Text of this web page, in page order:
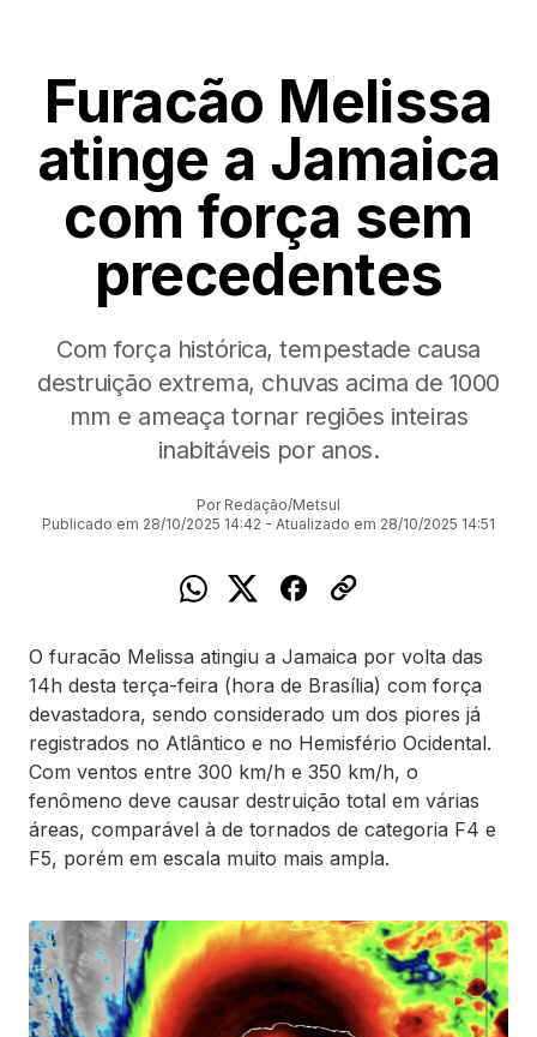
Furacão Melissa
atinge a Jamaica
com força sem
precedentes
Com força histórica, tempestade causa
destruição extrema, chuvas acima de 1000
mm e ameaça tornar regiões inteiras
inabitáveis por anos.
Por Redação/Metsul
Publicado em 28/10/2025 14:42 - Atualizado em 28/10/2025 14:51
O furacão Melissa atingiu a Jamaica por volta das
14h desta terça-feira (hora de Brasília) com força
devastadora, sendo considerado um dos piores já
registrados no Atlântico e no Hemisfério Ocidental.
Com ventos entre 300 km/h e 350 km/h, o
fenômeno deve causar destruição total em várias
áreas, comparável à de tornados de categoria F4 e
F5, porém em escala muito mais ampla.